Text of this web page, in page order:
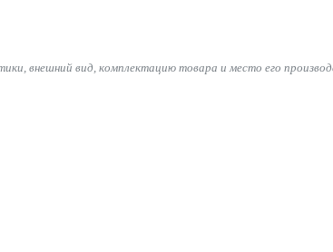
внешний вид, комплектацию товара и место его